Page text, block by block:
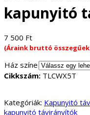
kapunyitó
7 500 Ft
(Áraink bruttó összegűek
Ház színe
Cikkszám: TLCWX5T
Kategóriák: Kapunyitó
kapunyitó távirányítók